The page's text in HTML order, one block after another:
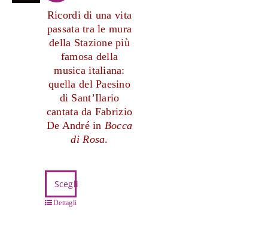
prezzo:
da
€ 4,99
€ 14,25
Ricordi di una vita
passata tra le mura
della Stazione più
famosa della
musica italiana:
quella del Paesino
di Sant’Ilario
cantata da Fabrizio
De André in Bocca
di Rosa.
Scegli
Dettagli